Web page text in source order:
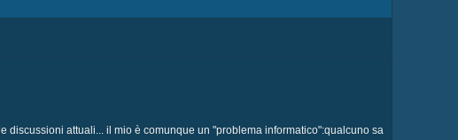
attuali... il mio è comunque un "problema informatico":qualcuno sa